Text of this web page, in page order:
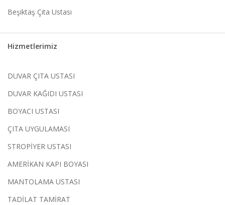
Beşiktaş Çıta Ustası
Hizmetlerimiz
DUVAR ÇITA USTASI
DUVAR KAĞIDI USTASI
BOYACI USTASI
ÇITA UYGULAMASI
STROPİYER USTASI
AMERİKAN KAPI BOYASI
MANTOLAMA USTASI
TADİLAT TAMİRAT